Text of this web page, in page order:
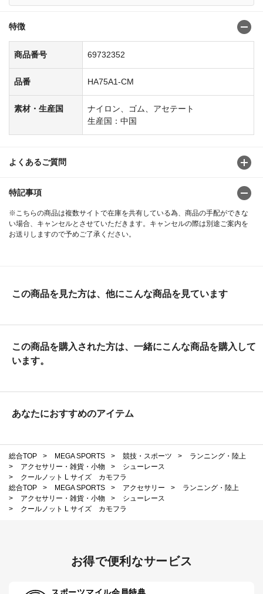
特徴
商品番号 69732352
品番 HA75A1-CM
素材・生産国
ナイロン、ゴム、アセテート
生産国：中国
よくあるご質問
特記事項
※こちらの商品は複数サイトで在庫を共有している為、商品の手配ができな
い場合、キャンセルとさせていただきます。キャンセルの際は別途ご案内を
お送りしますので予めご了承ください。
この商品を見た方は、他にこんな商品を見ています
この商品を購入された方は、一緒にこんな商品を購入して
います。
あなたにおすすめのアイテム
総合TOP > MEGA SPORTS > 競技・スポーツ >
ランニング・陸上
>
アクセサリー・雑貨・小物 >
シューレース
>
クールノット L サイズ カモフラ
総合TOP
> MEGA SPORTS > アクセサリー >
ランニング・陸上
>
アクセサリー・雑貨・小物 >
シューレース
>
クールノット L サイズ カモフラ
お得で便利なサービス
スポーツマイル会員特典